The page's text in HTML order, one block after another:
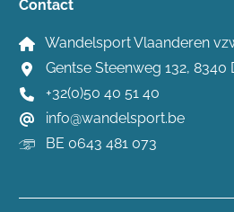
Contact
Wandelsport Vlaanderen
Gentse Steenweg 132, 8340
+32(0)50 40 51 40
info@wandelsport.be
BE 0643 481 073